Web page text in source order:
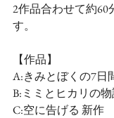
2作品合わせて約60
す。
【作品】
A:きみとぼくの7日
B:ミミとヒカリの
C:空に告げる 新作